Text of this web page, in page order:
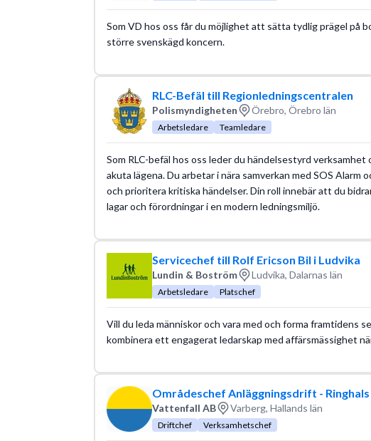
Som VD hos oss får du möjlighet att sätta tydlig prägel på
större svenskägd koncern.
RLC-Befäl till Regionledningscentralen
Polismyndigheten Örebro, Örebro län
Arbetsledare Teamledare
Som RLC-befäl hos oss leder du händelsestyrd
akuta lägena. Du arbetar i nära samverkan med SOS
och prioritera kritiska händelser. Din roll innebär att du
lagar och förordningar i en modern ledningsmiljö.
Servicechef till Rolf Ericson Bil i Ludvika
Lundin & Boström Ludvika, Dalarnas län
Arbetsledare Platschef
Vill du leda människor och vara med och forma framtidens
kombinera ett engagerat ledarskap med affärsmässighet
Områdeschef Anläggningsdrift - Ringhals
Vattenfall AB Varberg, Hallands län
Driftchef Verksamhetschef